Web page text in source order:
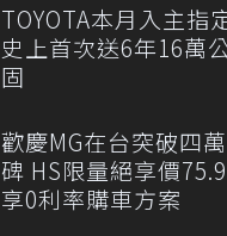
TOYOTA本月入主指
史上首次送6年16萬
固
歡慶MG在台突破四
碑 HS限量絕享價
享0利率購車方案